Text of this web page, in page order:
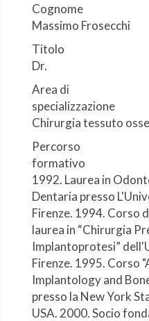
Cognome
Massimo Frosecchi
Titolo
Dr.
Area di
specializzazione
Chirurgia tessuto
Percorso
formativo
1992. Laurea in
Dentaria presso
Firenze. 1994. Corso
laurea in “Chirurgia
Implantoprotesi”
Firenze. 1995. Corso
Implantology and
presso la New York
USA. 2000. Socio